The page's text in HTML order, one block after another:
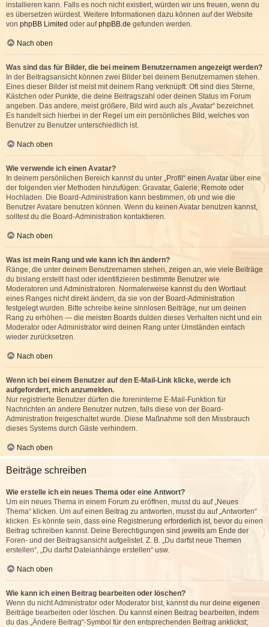
installieren kann. Falls es noch nicht existiert, würden wir uns freuen, wenn du
es übersetzen würdest. Weitere Informationen dazu können auf der Website
von phpBB Limited oder aufphpBB.de gefunden werden.
Nach oben
Was sind das für Bilder, die bei meinem Benutzernamen angezeigt werden?
In der Beitragsansicht können zwei Bilder bei deinem Benutzernamen stehen.
Eines dieser Bilder ist meist mit deinem Rang verknüpft: Oft sind dies Sterne,
Kästchen oder Punkte, die deine Beitragszahl oder deinen Status im Forum
angeben. Das andere, meist größere, Bild wird auch als „Avatar“ bezeichnet.
Es handelt sich hierbei in der Regel um ein persönliches Bild, welches von
Benutzer zu Benutzer unterschiedlich ist.
Nach oben
Wie verwende ich einen Avatar?
In deinem persönlichen Bereich kannst du unter „Profil“ einen Avatar über eine
der folgenden vier Methoden hinzufügen: Gravatar, Galerie, Remote oder
Hochladen. Die Board-Administration kann bestimmen, ob und wie die
Benutzer Avatare benutzen können. Wenn du keinen Avatar benutzen kannst,
solltest du die Board-Administration kontaktieren.
Nach oben
Was ist mein Rang und wie kann ich ihn ändern?
Ränge, die unter deinem Benutzernamen stehen, zeigen an, wie viele Beiträge
du bislang erstellt hast oder identifizieren bestimmte Benutzer wie
Moderatoren und Administratoren. Normalerweise kannst du den Wortlaut
eines Ranges nicht direkt ändern, da sie von der Board-Administration
festgelegt wurden. Bitte schreibe keine sinnlosen Beiträge, nur um deinen
Rang zu erhöhen — die meisten Boards dulden dieses Verhalten nicht und ein
Moderator oder Administrator wird deinen Rang unter Umständen einfach
wieder zurücksetzen.
Nach oben
Wenn ich bei einem Benutzer auf den E-Mail-Link klicke, werde ich
aufgefordert, mich anzumelden.
Nur registrierte Benutzer dürfen die foreninterne E-Mail-Funktion für
Nachrichten an andere Benutzer nutzen, falls diese von der Board-
Administration freigeschaltet wurde. Diese Maßnahme soll den Missbrauch
dieses Systems durch Gäste verhindern.
Nach oben
Beiträge schreiben
Wie erstelle ich ein neues Thema oder eine Antwort?
Um ein neues Thema in einem Forum zu eröffnen, musst du auf „Neues
Thema“ klicken. Um auf einen Beitrag zu antworten, musst du auf „Antworten“
klicken. Es könnte sein, dass eine Registrierung erforderlich ist, bevor du einen
Beitrag schreiben kannst. Deine Berechtigungen sind jeweils am Ende der
Foren- und der Beitragsansicht aufgelistet. Z. B. „Du darfst neue Themen
erstellen“, „Du darfst Dateianhänge erstellen“ usw.
Nach oben
Wie kann ich einen Beitrag bearbeiten oder löschen?
Wenn du nicht Administrator oder Moderator bist, kannst du nur deine eigenen
Beiträge bearbeiten oder löschen. Du kannst einen Beitrag bearbeiten, indem
du das „Ändere Beitrag“-Symbol für den entsprechenden Beitrag anklickst;